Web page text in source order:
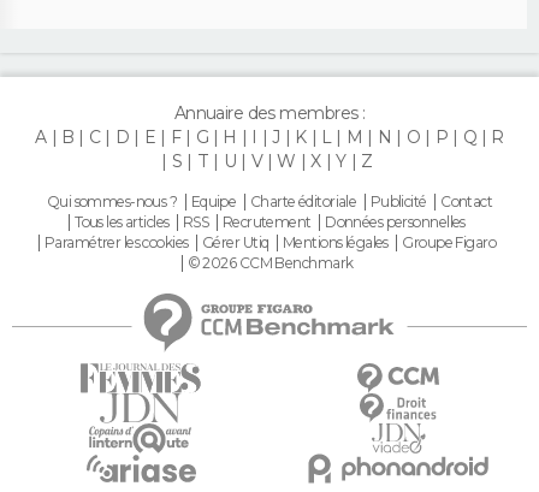
Annuaire des membres :
A
B C D E F G H I J K L M N O P Q
R
S
T U V W X Y Z
Qui sommes-nous ? Equipe Charte éditoriale Publicité
Contact
Tous les articles
RSS Recrutement
Données personnelles
Paramétrer les cookies
Gérer Utiq Mentions légales
Groupe Figaro
© 2026 CCM Benchmark